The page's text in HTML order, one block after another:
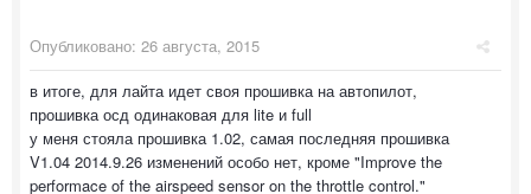
Опубликовано: 26 августа, 2015
в итоге, для лайта идет своя прошивка на автопилот,
прошивка осд одинаковая для lite и full
у меня стояла прошивка 1.02, самая последняя прошивка
V1.04 2014.9.26 изменений особо нет, кроме "Improve the
performace of the airspeed sensor on the throttle control."